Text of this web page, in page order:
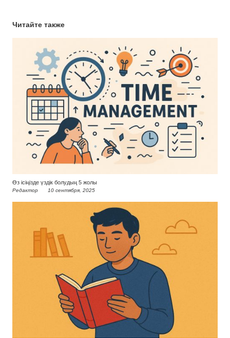
Читайте также
Өз ісіңізде үздік болудың 5 жолы
Редактор 10 сентября, 2025